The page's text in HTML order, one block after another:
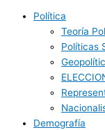
Política
Teoría
Políticas
Demografía